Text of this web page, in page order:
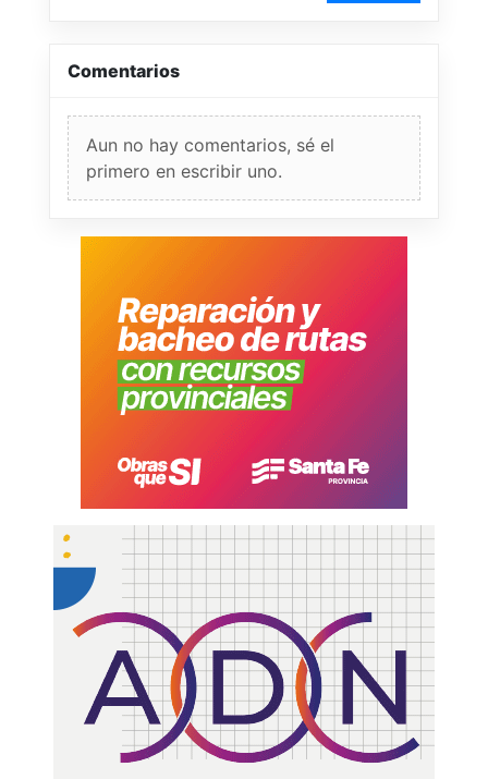
Comentarios
Aun no hay comentarios, sé el
primero en escribir uno.